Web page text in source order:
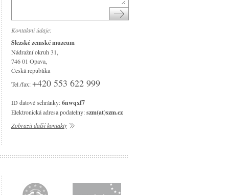
Kontaktní údaje:
Slezské zemské muzeum
Nádražní okruh 31,
746 01 Opava,
Česká republika
Tel./fax:+420 553 622 999
ID datové schránky:6nwqxf7
Elektronická adresa podatelny:szm(at)szm.cz
Zobrazit další kontakty